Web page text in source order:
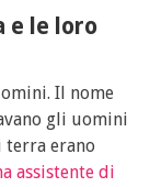
e le loro
Il nome
gli uomini
terra erano
assistente di